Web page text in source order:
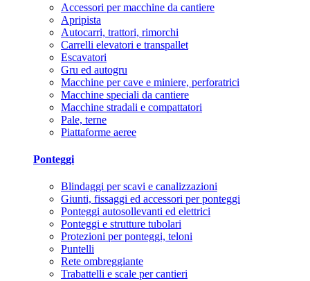
Accessori per macchine da cantiere
Apripista
Autocarri, trattori, rimorchi
Carrelli elevatori e transpallet
Escavatori
Gru ed autogru
Macchine per cave e miniere, perforatrici
Macchine speciali da cantiere
Macchine stradali e compattatori
Pale, terne
Piattaforme aeree
Ponteggi
Blindaggi per scavi e canalizzazioni
Giunti, fissaggi ed accessori per ponteggi
Ponteggi autosollevanti ed elettrici
Ponteggi e strutture tubolari
Protezioni per ponteggi, teloni
Puntelli
Rete ombreggiante
Trabattelli e scale per cantieri